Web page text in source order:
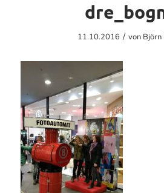
11.10.2016 / von Björn